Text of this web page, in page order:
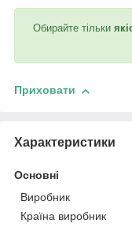
Обирайте тільки
Приховати
Характеристики
Основні
Виробник
Країна виробник